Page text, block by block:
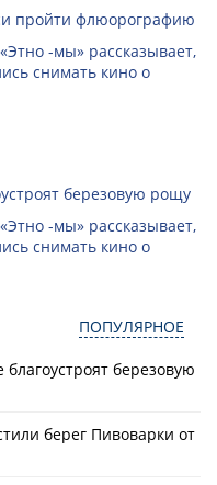
пройти флюорографию
-мы» рассказывает,
снимать кино о
березовую рощу
-мы» рассказывает,
снимать кино о
ПОПУЛЯРНОЕ
березовую
берег Пивоварки от